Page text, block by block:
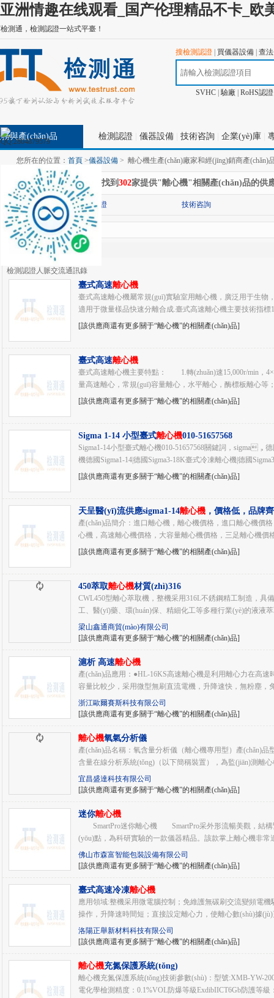
亚洲情趣在线观看_国产伦理精品不卡_欧
測通，檢測認證一站式平臺！
搜檢測認證 買儀器設備 查
SVHC 驗廠 RoHS認證
與產(chǎn)品 檢測認證 儀器設備 技術咨詢 企業(yè)庫
您所在的位置： 首頁 >儀器設備 > 離心機生產(chǎn)廠家和經(jīng)銷商產(chǎn)
在"儀器設備"分類下共找到 302家提供"離心機"相關產(chǎn)品的供
分類: 檢測認證 技術咨詢
查找結果
臺式高速離心機
臺式高速離心機屬常規(guī)實驗室用離心機，廣泛用于生物，
適用于微量樣品快速分離合成.臺式高速離心機主要技術指標
[該供應商還有更多關于“離心機”的相關產(chǎn)品]
臺式高速離心機
臺式高速離心機主要特點： 1.轉(zhuǎn)速15,000r/min，
量高速離心，常規(guī)容量離心，水平離心，酶標板離心等
[該供應商還有更多關于“離心機”的相關產(chǎn)品]
Sigma 1-14 小型臺式離心機010-51657568
Sigma1-14小型臺式離心機010-51657568關鍵詞，sigma
機德國Sigma1-14|德國Sigma3-18K臺式冷凍離心機|德國
[該供應商還有更多關于“離心機”的相關產(chǎn)品]
天呈醫(yī)流供應sigma1-14離心機 ，價格低，品牌
51083677-804
產(chǎn)品簡介：進口離心機，離心機價格，進口離心機價
心機，高速離心機價格，大容量離心機價格，三足離心機價
[該供應商還有更多關于“離心機”的相關產(chǎn)品]
450萃取離心機材質(zhì)316
CWL450型離心萃取機，整機采用316L不銹鋼精工制造，具備優
工、醫(yī)藥、環(huán)保、精細化工等多種行業(yè)的液液萃
梁山鑫通商貿(mào)有限公司
[該供應商還有更多關于“離心機”的相關產(chǎn)品]
滬析 高速離心機
產(chǎn)品應用：●HL-16KS高速離心機是利用離心力在高速
容量比較少，采用微型無刷直流電機，升降速快，無粉塵，
浙江歐爾賽斯科技有限公司
[該供應商還有更多關于“離心機”的相關產(chǎn)品]
離心機氧氣分析儀
產(chǎn)品名稱：氧含量分析儀（離心機專用型）產(chǎn)
含量在線分析系統(tǒng)（以下簡稱裝置），為監(jiān)測離心機
宜昌盛達科技有限公司
[該供應商還有更多關于“離心機”的相關產(chǎn)品]
迷你離心機
SmartPro迷你離心機 SmartPro采外形流暢美觀，結構緊
(yōu)點，為科研實驗的一款儀器精品。該款掌上離心機非
佛山市森富智能包裝設備有限公司
[該供應商還有更多關于“離心機”的相關產(chǎn)品]
臺式高速冷凍離心機
應用領域:整機采用微電腦控制；免維護無碳刷交流變頻電
操作，升降速時間短；直接設定離心力，使離心數(shù)據
洛陽正舉新材料科技有限公司
[該供應商還有更多關于“離心機”的相關產(chǎn)品]
離心機充氮保護系統(tǒng)
離心機充氮保護系統(tǒng)技術參數(shù)：型號:XMB-YW-
電化學檢測精度：0.1%VOL防爆等級ExdibIICT6Gb防護等級
檢測認證人脈交流通訊錄